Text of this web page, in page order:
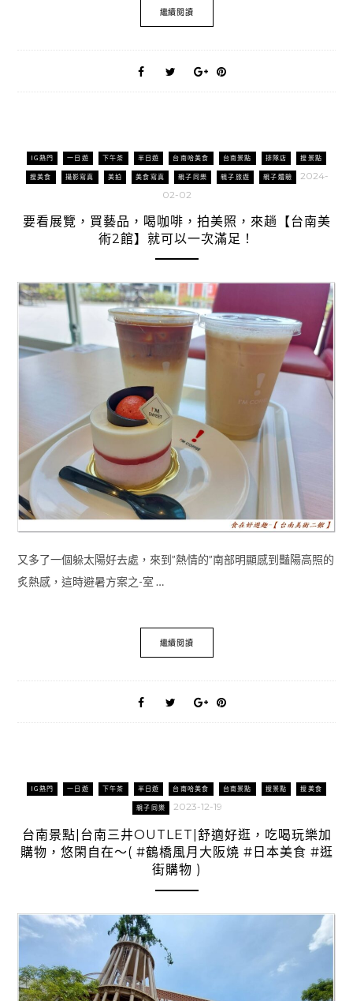
繼續閱讀
IG熱門 一日遊 下午茶 半日遊 台南哈美食 台南景點 排隊店 搜景點
搜美食 攝影寫真 美拍 美食寫真 親子同樂 親子旅遊 親子體驗
2024-
02-02
要看展覽，買藝品，喝咖啡，拍美照，來趟【台南美
術2館】就可以一次滿足！
又多了一個躲太陽好去處，來到”熱情的”南部明顯感到豔陽高照的
炙熱感，這時避暑方案之-室 …
繼續閱讀
IG熱門 一日遊 下午茶 半日遊 台南哈美食 台南景點 搜景點 搜美食
親子同樂 2023-12-19
台南景點|台南三井OUTLET|舒適好逛，吃喝玩樂加
購物，悠閑自在～( #鶴橋風月大阪燒 #日本美食 #逛
街購物 )